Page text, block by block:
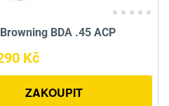
BDA .45 ACP
Kč
ZAKOUPIT